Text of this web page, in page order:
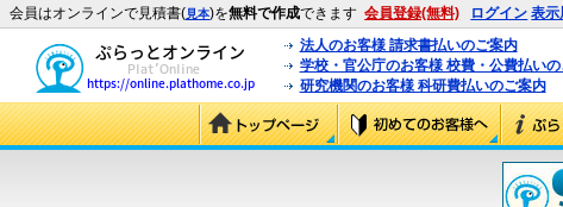
会員はオンラインで見積書(見本)を無料で作成できます 会員登録(無料) ログイン 表示
法人のお客様 請求書払いのご案内
学校・官公庁のお客様 校費・公費払い
研究機関のお客様 科研費払いのご案内